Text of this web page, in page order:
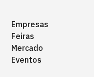
Empresas
Feiras
Mercado
Eventos